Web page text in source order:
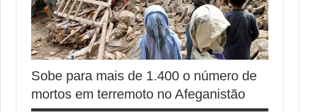
Sobe para mais de 1.400 o número de
mortos em terremoto no Afeganistão